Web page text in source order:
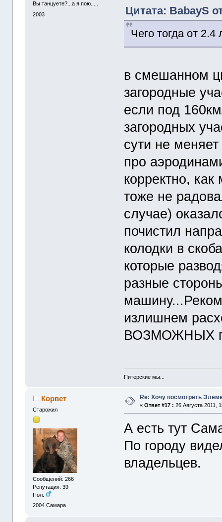
Вы танцуете?...а я пою.....
2003
Цитата: BabayS
Чего тогда от 2.4
в смешанном
загородные
если под
загородных
сути не
про
корректно,
тоже не
случае)
почистил
колодки в
которые
разные
излишнем
ВОЗМОЖНЫХ
Питерские мы...
Корвет
Старожил
Сообщений: 266
Репутация: 39
Пол:
2004 Самара
Re: Хочу посмотреть
«Ответ #17 : 26 Августа 2011,
А есть тут
По городу
владельцев.